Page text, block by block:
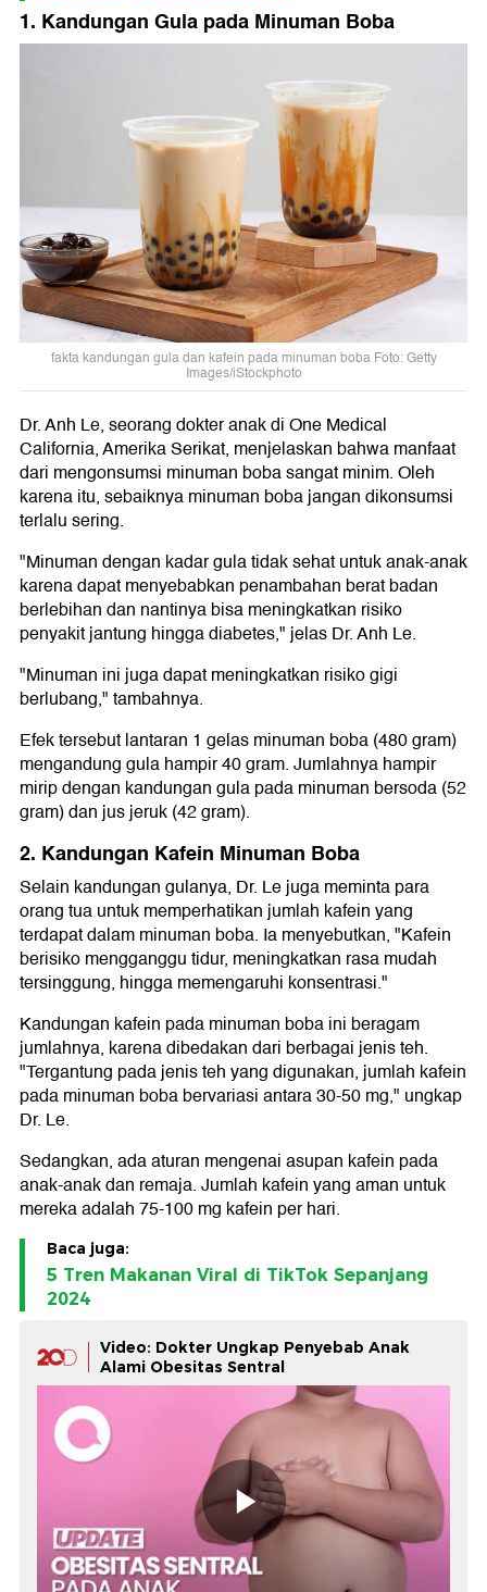
1. Kandungan Gula pada Minuman Boba
fakta kandungan gula dan kafein pada minuman boba Foto: Getty
Images/iStockphoto
Dr. Anh Le, seorang dokter anak di One Medical
California, Amerika Serikat, menjelaskan bahwa manfaat
dari mengonsumsi minuman boba sangat minim. Oleh
karena itu, sebaiknya minuman boba jangan dikonsumsi
terlalu sering.
"Minuman dengan kadar gula tidak sehat untuk anak-anak
karena dapat menyebabkan penambahan berat badan
berlebihan dan nantinya bisa meningkatkan risiko
penyakit jantung hingga diabetes," jelas Dr. Anh Le.
"Minuman ini juga dapat meningkatkan risiko gigi
berlubang," tambahnya.
Efek tersebut lantaran 1 gelas minuman boba (480 gram)
mengandung gula hampir 40 gram. Jumlahnya hampir
mirip dengan kandungan gula pada minuman bersoda (52
gram) dan jus jeruk (42 gram).
2. Kandungan Kafein Minuman Boba
Selain kandungan gulanya, Dr. Le juga meminta para
orang tua untuk memperhatikan jumlah kafein yang
terdapat dalam minuman boba. Ia menyebutkan, "Kafein
berisiko mengganggu tidur, meningkatkan rasa mudah
tersinggung, hingga memengaruhi konsentrasi."
Kandungan kafein pada minuman boba ini beragam
jumlahnya, karena dibedakan dari berbagai jenis teh.
"Tergantung pada jenis teh yang digunakan, jumlah kafein
pada minuman boba bervariasi antara 30-50 mg," ungkap
Dr. Le.
Sedangkan, ada aturan mengenai asupan kafein pada
anak-anak dan remaja. Jumlah kafein yang aman untuk
mereka adalah 75-100 mg kafein per hari.
Baca juga:
5 Tren Makanan Viral di TikTok Sepanjang
2024
Video: Dokter Ungkap Penyebab Anak
Alami Obesitas Sentral